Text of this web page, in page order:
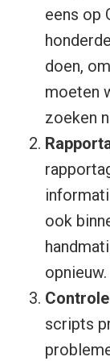
eens op
doen,
moeten
zoeken
ook
opnieuw.
scripts